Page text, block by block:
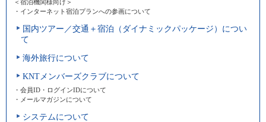
＜宿泊機関様向け＞
・インターネット宿泊プランへの参画について
国内ツアー／交通＋宿泊（ダイナミックパッケージ）につい
て
海外旅行について
KNTメンバーズクラブについて
・会員ID・ログインIDについて
・メールマガジンについて
システムについて